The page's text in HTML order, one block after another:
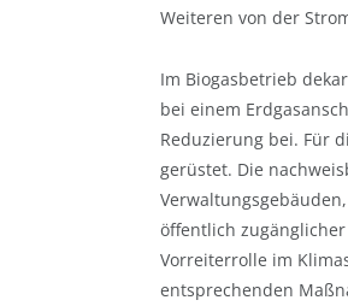
Weiteren von der
Im Biogasbetrieb
bei einem
Reduzierung bei. Für
gerüstet. Die
öffentlich
Vorreiterrolle im
entsprechenden